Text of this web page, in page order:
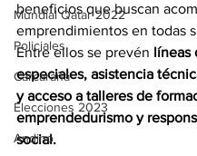
Mundial Qatar 2022
Policiales
Carcarañá
Elecciones 2023
Andino
beneficios que buscan
emprendimientos en todas
Entre ellos se prevén líneas
especiales, asistencia
y acceso a talleres de
emprendedurismo y
social.